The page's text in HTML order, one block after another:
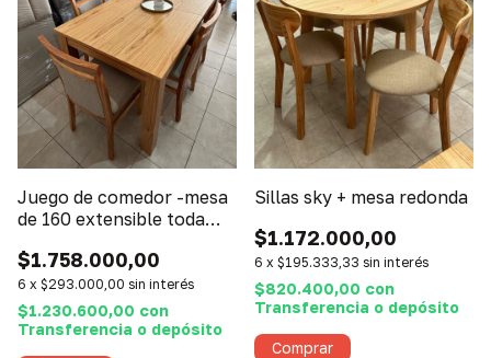
Juego de comedor -mesa
de 160 extensible toda
$1.758.000,00
6 x $293.000,00 sin interés
$1.230.600,00 con
Transferencia o depósito
Sillas sky + mesa redonda
$1.172.000,00
6 x $195.333,33 sin interés
$820.400,00 con
Transferencia o depósito
Comprar